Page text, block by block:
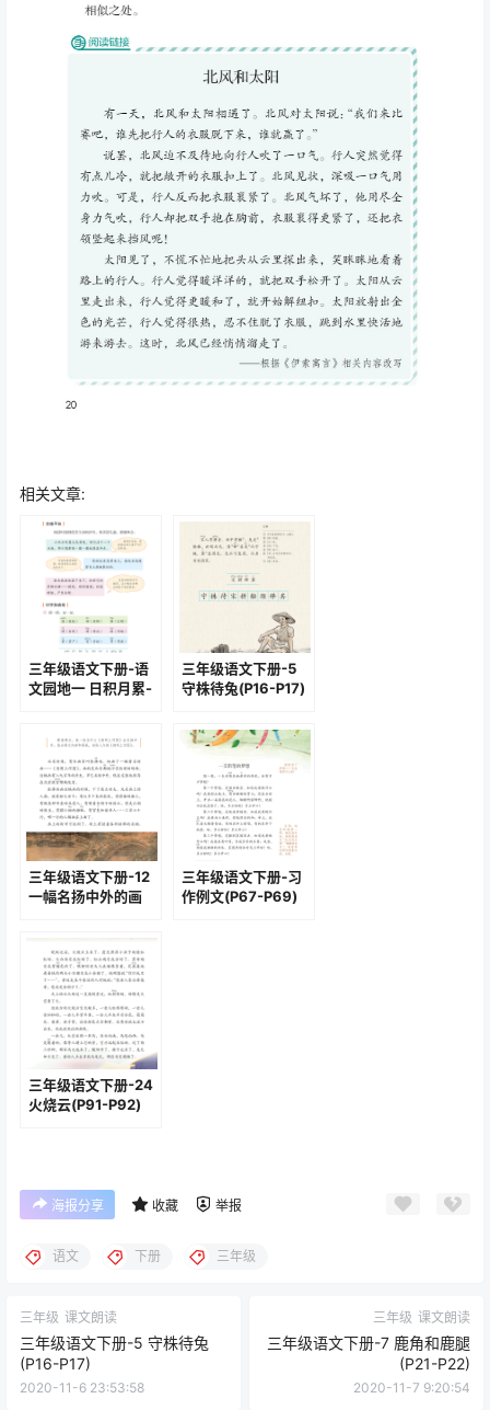
相关文章:
三年级语文下册-语
文园地一 日积月累-
三年级语文下册-5
守株待兔(P16-P17)
三年级语文下册-12
一幅名扬中外的画
三年级语文下册-习
作例文(P67-P69)
三年级语文下册-24
火烧云(P91-P92)
海报分享 收藏 举报
语文 下册 三年级
三年级 课文朗读
三年级语文下册-5 守株待兔
(P16-P17)
2020-11-6 23:53:58
三年级 课文朗读
三年级语文下册-7 鹿角和鹿腿
(P21-P22)
2020-11-7 9:20:54